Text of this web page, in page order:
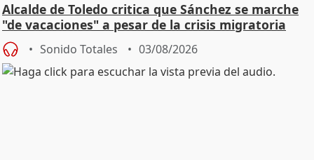
Alcalde de Toledo critica que Sánchez se marche
"de vacaciones" a pesar de la crisis migratoria
Sonido Totales 03/08/2026